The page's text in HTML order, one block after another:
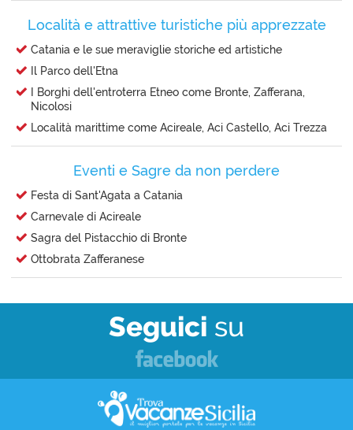
Località e attrattive turistiche più apprezzate
Catania e le sue meraviglie storiche ed artistiche
Il Parco dell'Etna
I Borghi dell'entroterra Etneo come Bronte, Zafferana,
Nicolosi
Località marittime come Acireale, Aci Castello, Aci Trezza
Eventi e Sagre da non perdere
Festa di Sant'Agata a Catania
Carnevale di Acireale
Sagra del Pistacchio di Bronte
Ottobrata Zafferanese
Seguici su